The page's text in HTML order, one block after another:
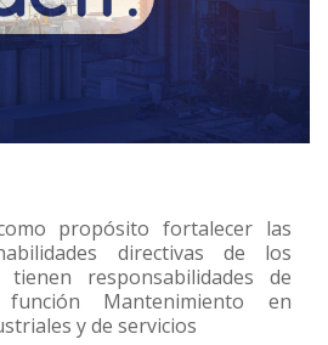
propósito fortalecer las
directivas de los
responsabilidades de
Mantenimiento en
y de servicios